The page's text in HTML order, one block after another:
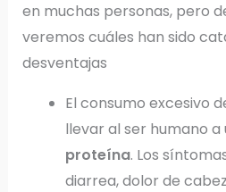
en muchas personas, pero
veremos cuáles han sido
desventajas
El consumo excesivo
llevar al ser humano a
proteína. Los
diarrea, dolor de